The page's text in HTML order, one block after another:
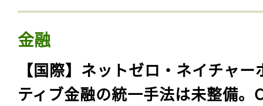
金融
【国際】ネットゼロ・ネイチャー
ティブ金融の統一手法は未整備。